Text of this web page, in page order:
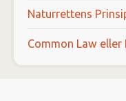
Naturrettens
Common Law eller